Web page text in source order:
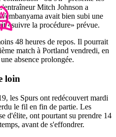
Mitch Johnson a
avait bien subi une
«suivre la procédure» prévue.
48 heures de repos. Il pourrait
match à Portland vendredi, en
absence prolongée.
loin
les Spurs ont redécouvert mardi
le fil en fin de partie. Les
d'élite, ont pourtant su prendre 14
avant de s'effondrer.